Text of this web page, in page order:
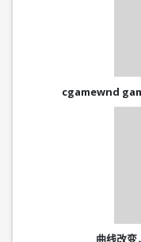
cgamewnd
曲线改变